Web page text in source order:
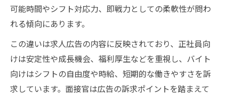
可能時間やシフト対応力、即戦力としての柔軟性が問わ
れる傾向にあります。
この違いは求人広告の内容に反映されており、正社員向
けは安定性や成長機会、福利厚生などを重視し、バイト
向けはシフトの自由度や時給、短期的な働きやすさを訴
求しています。面接官は広告の訴求ポイントを踏まえて